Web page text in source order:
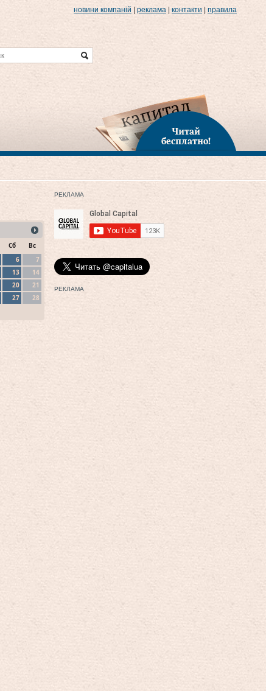
новини компаній реклама контакти правила
Читай
бесплатно!
Сб
Вс
6
7
13
14
20
21
27
28
РЕКЛАМА
РЕКЛАМА